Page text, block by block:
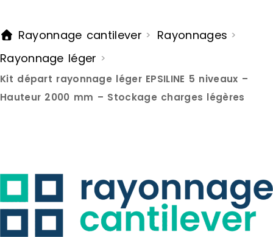
Rayonnage cantilever > Rayonnages >
Rayonnage léger >
Kit départ rayonnage léger EPSILINE 5 niveaux –
Hauteur 2000 mm – Stockage charges légères